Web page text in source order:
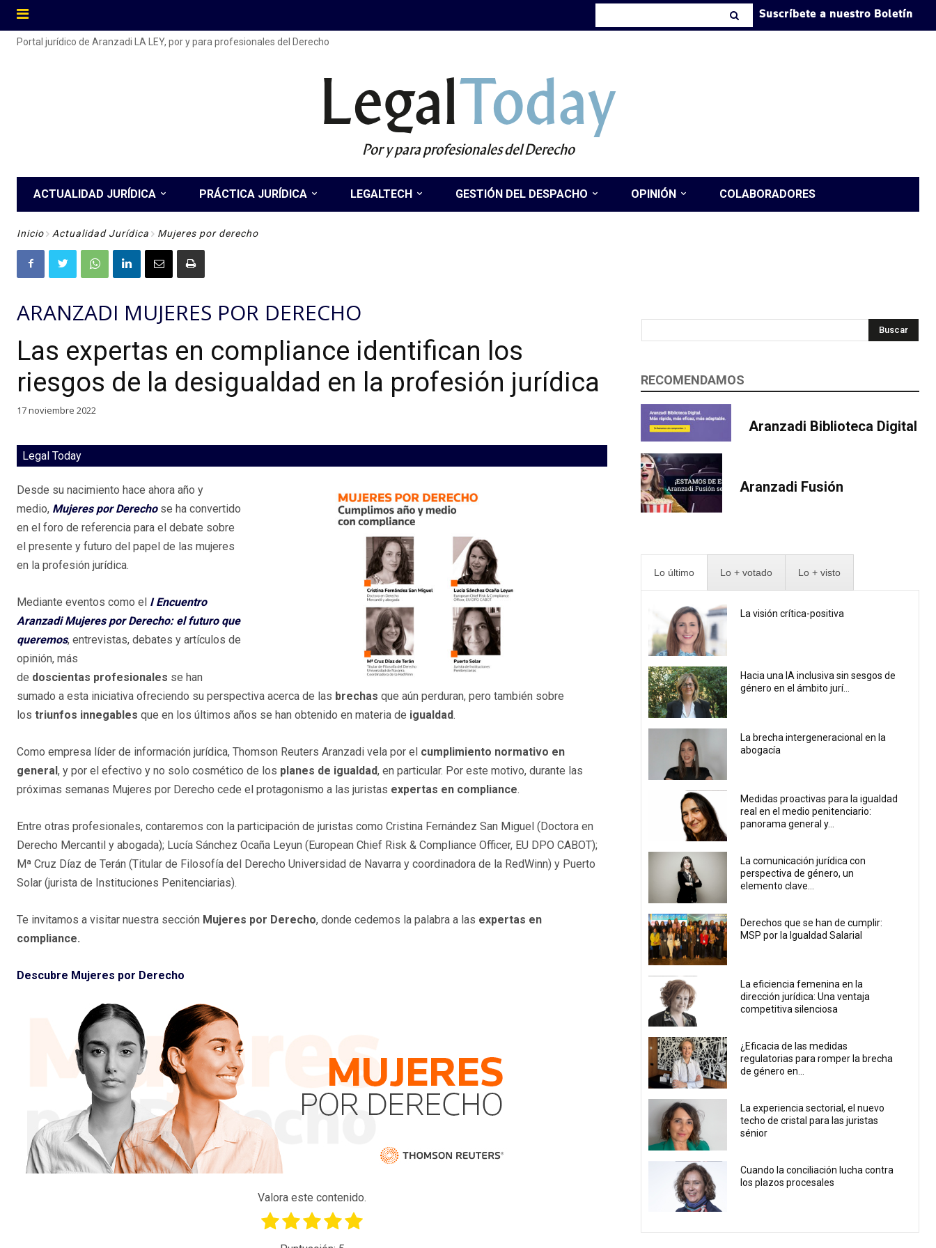
Suscríbete a nuestro Boletín
Portal jurídico de Aranzadi LA LEY, por y para profesionales del Derecho
LegalToday
Por y para profesionales del Derecho
ACTUALIDAD JURÍDICA PRÁCTICA JURÍDICA LEGALTECH GESTIÓN DEL DESPACHO OPINIÓN COLABORADORES
Inicio Actualidad Jurídica Mujeres por derecho
ARANZADI MUJERES POR DERECHO
Las expertas en compliance identifican los
riesgos de la desigualdad en la profesión jurídica
17 noviembre 2022
Legal Today
Desde su nacimiento hace ahora año y
medio, Mujeres por Derechose ha convertido
en el foro de referencia para el debate sobre
el presente y futuro del papel de las mujeres
en la profesión jurídica.
Mediante eventos como el I Encuentro
Aranzadi Mujeres por Derecho: el futuro que
queremos, entrevistas, debates y artículos de
opinión, más
de doscientas profesionales se han
sumado a esta iniciativa ofreciendo su perspectiva acerca de las brechas que aún perduran, pero también sobre
los triunfos innegables que en los últimos años se han obtenido en materia de igualdad.
Como empresa líder de información jurídica, Thomson Reuters Aranzadi vela por el cumplimiento normativo en
general , y por el efectivo y no solo cosmético de los planes de igualdad, en particular. Por este motivo, durante las
próximas semanas Mujeres por Derecho cede el protagonismo a las juristas expertas en compliance.
Entre otras profesionales, contaremos con la participación de juristas como Cristina Fernández San Miguel (Doctora en
Derecho Mercantil y abogada); Lucía Sánchez Ocaña Leyun (European Chief Risk & Compliance Officer, EU DPO CABOT);
Mª Cruz Díaz de Terán (Titular de Filosofía del Derecho Universidad de Navarra y coordinadora de la RedWinn) y Puerto
Solar (jurista de Instituciones Penitenciarias).
Te invitamos a visitar nuestra sección Mujeres por Derecho, donde cedemos la palabra a las expertas en
compliance.
Descubre Mujeres por Derecho
Valora este contenido.
Buscar
RECOMENDAMOS
Aranzadi Biblioteca Digital
Aranzadi Fusión
Lo último Lo + votado Lo + visto
La visión crítica-positiva
Hacia una IA inclusiva sin sesgos de
género en el ámbito jurí...
La brecha intergeneracional en la
abogacía
Medidas proactivas para la igualdad
real en el medio penitenciario:
panorama general y...
La comunicación jurídica con
perspectiva de género, un
elemento clave...
Derechos que se han de cumplir:
MSP por la Igualdad Salarial
La eficiencia femenina en la
dirección jurídica: Una ventaja
competitiva silenciosa
¿Eficacia de las medidas
regulatorias para romper la brecha
de género en...
La experiencia sectorial, el nuevo
techo de cristal para las juristas
sénior
Cuando la conciliación lucha contra
los plazos procesales